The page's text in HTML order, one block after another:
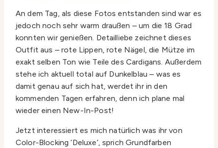
An dem Tag, als diese Fotos entstanden sind war es
jedoch noch sehr warm draußen – um die 18 Grad
konnten wir genießen. Detailliebe zeichnet dieses
Outfit aus – rote Lippen, rote Nägel, die Mütze im
exakt selben Ton wie Teile des Cardigans. Außerdem
stehe ich aktuell total auf Dunkelblau – was es
damit genau auf sich hat, werdet ihr in den
kommenden Tagen erfahren, denn ich plane mal
wieder einen New-In-Post!
Jetzt interessiert es mich natürlich was ihr von
Color-Blocking ‘Deluxe’, sprich Grundfarben